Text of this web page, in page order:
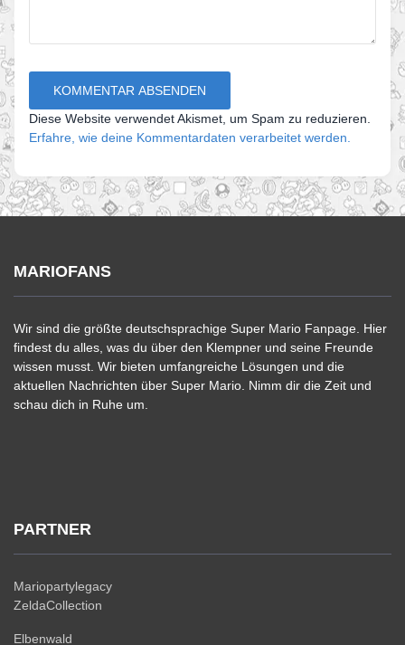
Diese Website verwendet Akismet, um Spam zu reduzieren.
Erfahre, wie deine Kommentardaten verarbeitet werden.
MARIOFANS
Wir sind die größte deutschsprachige Super Mario Fanpage. Hier
findest du alles, was du über den Klempner und seine Freunde
wissen musst. Wir bieten umfangreiche Lösungen und die
aktuellen Nachrichten über Super Mario. Nimm dir die Zeit und
schau dich in Ruhe um.
PARTNER
Mariopartylegacy
ZeldaCollection
Elbenwald